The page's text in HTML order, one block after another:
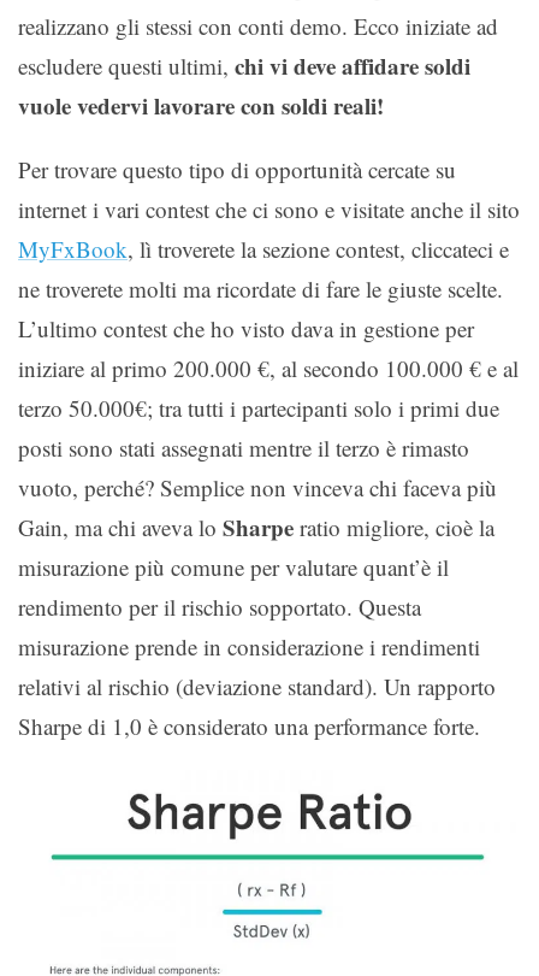
realizzano gli stessi con conti demo. Ecco iniziate ad
escludere questi ultimi, chi vi deve affidare soldi
vuole vedervi lavorare con soldi reali!
Per trovare questo tipo di opportunità cercate su
internet i vari contest che ci sono e visitate anche il sito
MyFxBook, lì troverete la sezione contest, cliccateci e
ne troverete molti ma ricordate di fare le giuste scelte.
L’ultimo contest che ho visto dava in gestione per
iniziare al primo 200.000 €, al secondo 100.000 € e al
terzo 50.000€; tra tutti i partecipanti solo i primi due
posti sono stati assegnati mentre il terzo è rimasto
vuoto, perché? Semplice non vinceva chi faceva più
Gain, ma chi aveva lo Sharpe ratio migliore, cioè la
misurazione più comune per valutare quant’è il
rendimento per il rischio sopportato. Questa
misurazione prende in considerazione i rendimenti
relativi al rischio (deviazione standard). Un rapporto
Sharpe di 1,0 è considerato una performance forte.